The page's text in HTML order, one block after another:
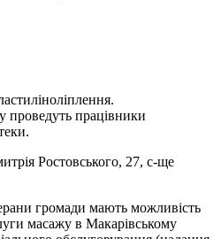
проведуть працівники
Ростовського, 27, с-ще
громади мають можливість
масажу в Макарівському